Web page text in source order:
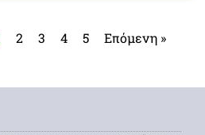
2 3 4 5 Επόμενη »